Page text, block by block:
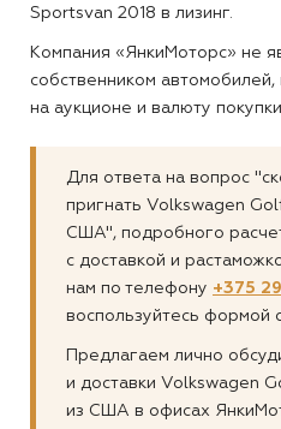
Sportsvan 2018 в лизинг.
Компания «ЯнкиМоторс» не
собственником автомобилей,
на аукционе и валюту
Для ответа на вопрос
пригнать Volkswagen
США", подробного
с доставкой и
нам по телефону +375
воспользуйтесь формой
Предлагаем лично
и доставки Volkswagen
из США в офисах